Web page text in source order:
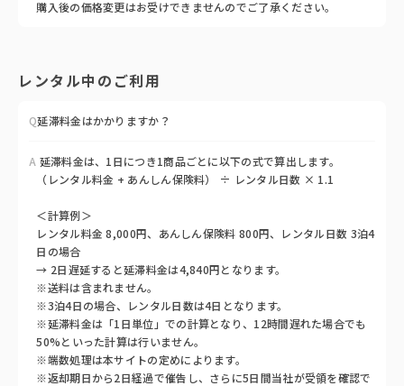
購入後の価格変更はお受けできませんのでご了承ください。
レンタル中のご利用
Q延滞料金はかかりますか？
A 延滞料金は、1日につき1商品ごとに以下の式で算出します。
（レンタル料金 + あんしん保険料） ÷ レンタル日数 × 1.1
＜計算例＞
レンタル料金 8,000円、あんしん保険料 800円、レンタル日数 3泊4
日の場合
→ 2日遅延すると延滞料金は4,840円となります。
※送料は含まれません。
※3泊4日の場合、レンタル日数は4日となります。
※延滞料金は「1日単位」での計算となり、12時間遅れた場合でも
50%といった計算は行いません。
※端数処理は本サイトの定めによります。
※返却期日から2日経過で催告し、さらに5日間当社が受領を確認で